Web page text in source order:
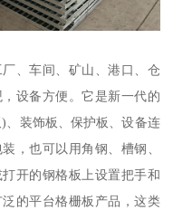
、车间、矿山、港口、仓
设备方便。它是新一代的
、装饰板、保护板、设备连
，也可以用角钢、槽钢、
开的钢格板上设置把手和
的平台格栅板产品，这类